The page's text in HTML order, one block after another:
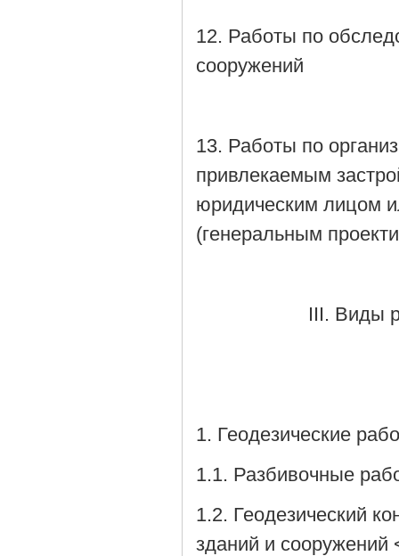
12. Работы по
сооружений
13. Работы по
привлекаемым
юридическим лицом
(генеральным
III. Виды
1. Геодезические
1.1. Разбивочные
1.2. Геодезический
зданий и сооружений